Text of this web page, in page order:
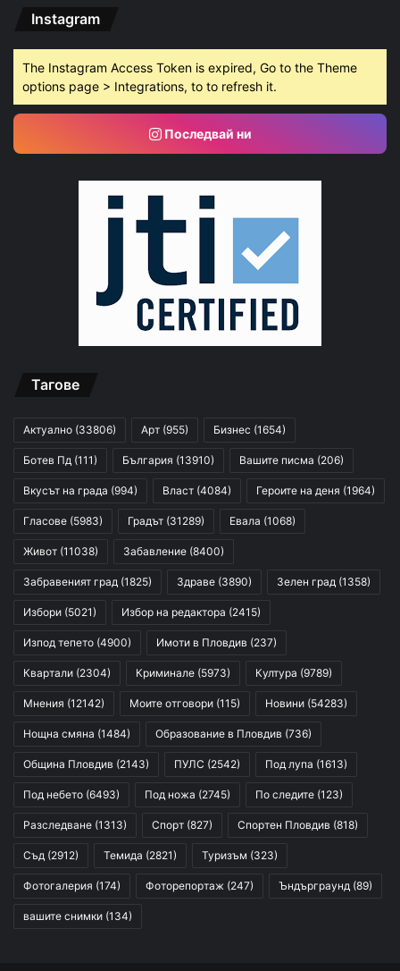
Instagram
The Instagram Access Token is expired, Go to the Theme
options page > Integrations, to to refresh it.
Последвай ни
Тагове
Актуално (33806) Арт (955) Бизнес (1654)
Ботев Пд (111) България (13910) Вашите писма (206)
Вкусът на града (994) Власт (4084) Героите на деня (1964)
Гласове (5983) Градът (31289) Евала (1068)
Живот (11038) Забавление (8400)
Забравеният град (1825) Здраве (3890) Зелен град (1358)
Избори (5021) Избор на редактора (2415)
Изпод тепето (4900) Имоти в Пловдив (237)
Квартали (2304) Криминале (5973) Култура (9789)
Мнения (12142) Моите отговори (115) Новини (54283)
Нощна смяна (1484) Образование в Пловдив (736)
Община Пловдив (2143) ПУЛС (2542) Под лупа (1613)
Под небето (6493) Под ножа (2745) По следите (123)
Разследване (1313) Спорт (827) Спортен Пловдив (818)
Съд (2912) Темида (2821) Туризъм (323)
Фотогалерия (174) Фоторепортаж (247) Ъндърграунд (89)
вашите снимки (134)